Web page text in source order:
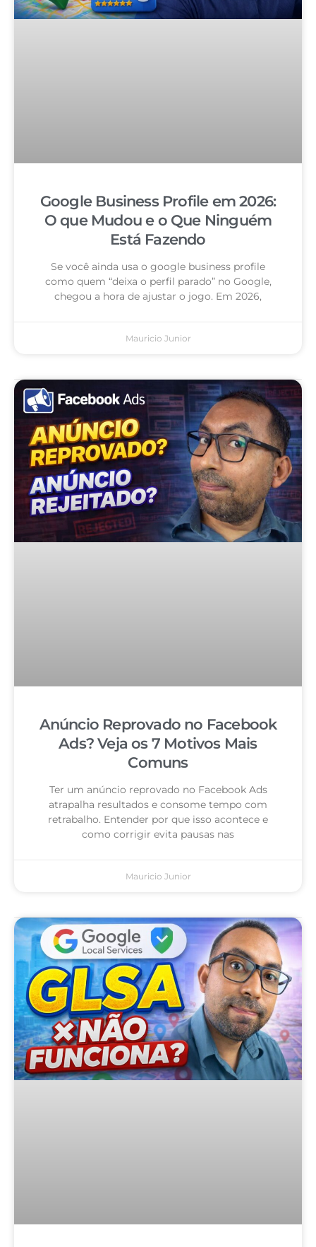
Google Business Profile em 2026:
O que Mudou e o Que Ninguém
Está Fazendo
Se você ainda usa o google business profile
como quem “deixa o perfil parado” no Google,
chegou a hora de ajustar o jogo. Em 2026,
Mauricio Junior
Anúncio Reprovado no Facebook
Ads? Veja os 7 Motivos Mais
Comuns
Ter um anúncio reprovado no Facebook Ads
atrapalha resultados e consome tempo com
retrabalho. Entender por que isso acontece e
como corrigir evita pausas nas
Mauricio Junior